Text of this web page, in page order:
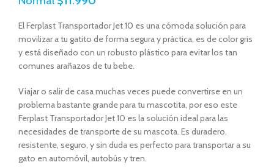
El Ferplast Transportador Jet 10 es una cómoda solución para
movilizar a tu gatito de forma segura y práctica, es de color gris
y está diseñado con un robusto plástico para evitar los tan
comunes arañazos de tu bebe.
Viajar o salir de casa muchas veces puede convertirse en un
problema bastante grande para tu mascotita, por eso este
Ferplast Transportador Jet 10 es la solución ideal para las
necesidades de transporte de su mascota. Es duradero,
resistente, seguro, y sin duda es perfecto para transportar a su
gato en automóvil, autobús y tren.